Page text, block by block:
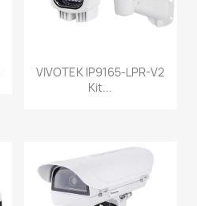
VIVOTEK IP9165-LPR-V2
Kit...